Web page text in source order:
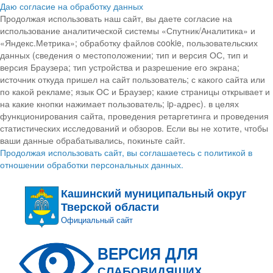
Даю согласие на обработку данных
Продолжая использовать наш сайт, вы даете согласие на
использование аналитической системы «Спутник/Аналитика» и
«Яндекс.Метрика»; обработку файлов cookie, пользовательских
данных (сведения о местоположении; тип и версия ОС, тип и
версия Браузера; тип устройства и разрешение его экрана;
источник откуда пришел на сайт пользователь; с какого сайта или
по какой рекламе; язык ОС и Браузер; какие страницы открывает и
на какие кнопки нажимает пользователь; ip-адрес). в целях
функционирования сайта, проведения ретаргетинга и проведения
статистических исследований и обзоров. Если вы не хотите, чтобы
ваши данные обрабатывались, покиньте сайт.
Продолжая использовать сайт, вы соглашаетесь с политикой в
отношении обработки персональных данных.